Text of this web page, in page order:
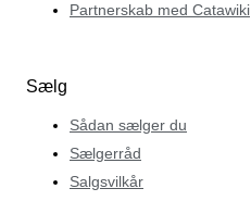
Partnerskab med Catawiki
Sælg
Sådan sælger du
Sælgerråd
Salgsvilkår